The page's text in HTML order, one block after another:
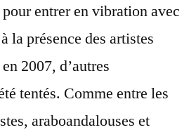
entrer en vibration avec
la présence des artistes
2007, d’autres
tentés. Comme entre les
araboandalouses et